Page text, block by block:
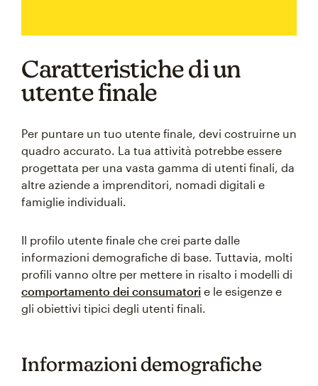
Caratteristiche di un
utente finale
Per puntare un tuo utente finale, devi costruirne un
quadro accurato. La tua attività potrebbe essere
progettata per una vasta gamma di utenti finali, da
altre aziende a imprenditori, nomadi digitali e
famiglie individuali.
Il profilo utente finale che crei parte dalle
informazioni demografiche di base. Tuttavia, molti
profili vanno oltre per mettere in risalto i modelli di
comportamento dei consumatori e le esigenze e
gli obiettivi tipici degli utenti finali.
Informazioni demografiche